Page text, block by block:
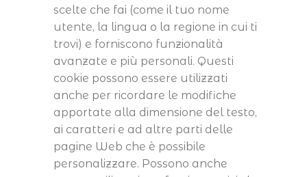
scelte che fai (come il tuo nome
utente, la lingua o la regione in cui ti
trovi) e forniscono funzionalità
avanzate e più personali. Questi
cookie possono essere utilizzati
anche per ricordare le modifiche
apportate alla dimensione del testo,
ai caratteri e ad altre parti delle
pagine Web che è possibile
personalizzare. Possono anche